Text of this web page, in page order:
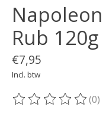
Rub 120g
€7,95
Incl. btw
De beoordeling van
(0)